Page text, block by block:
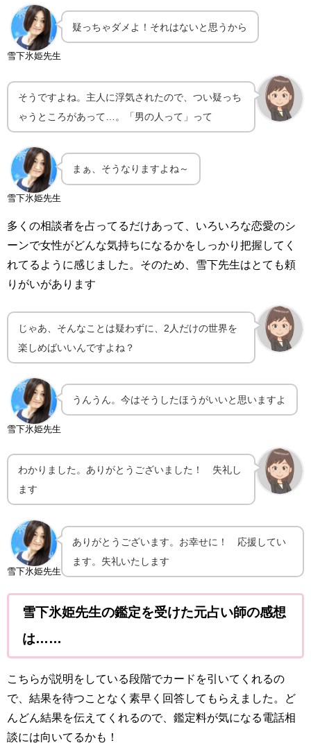
雪下氷姫先生
疑っちゃダメよ！それはないと思うから
そうですよね。主人に浮気されたので、つい疑っち
ゃうところがあって…。「男の人って」って
雪下氷姫先生
まぁ、そうなりますよね～
多くの相談者を占ってるだけあって、いろいろな恋愛のシ
ーンで女性がどんな気持ちになるかをしっかり把握してく
れてるように感じました。そのため、雪下先生はとても頼
りがいがあります
じゃあ、そんなことは疑わずに、2人だけの世界を
楽しめばいいんですよね？
雪下氷姫先生
うんうん。今はそうしたほうがいいと思いますよ
わかりました。ありがとうございました！ 失礼し
ます
雪下氷姫先生
ありがとうございます。お幸せに！ 応援してい
ます。失礼いたします
雪下氷姫先生の鑑定を受けた元占い師の感想
は……
こちらが説明をしている段階でカードを引いてくれるの
で、結果を待つことなく素早く回答してもらえました。ど
んどん結果を伝えてくれるので、鑑定料が気になる電話相
談には向いてるかも！